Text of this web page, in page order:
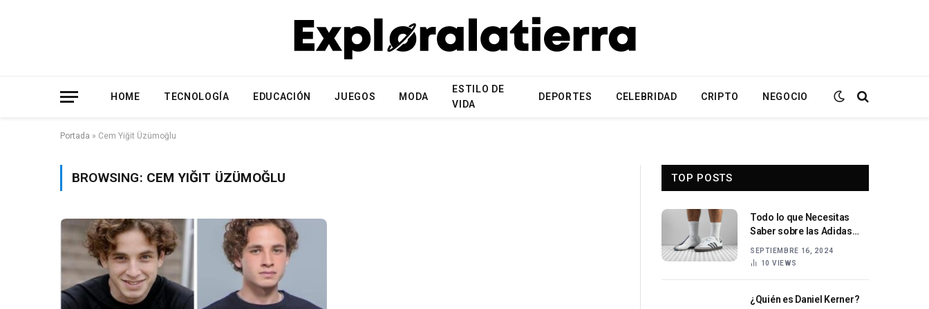
HOME TECNOLOGÍA EDUCACIÓN JUEGOS MODA
ESTILO DE
VIDA
DEPORTES CELEBRIDAD CRIPTO NEGOCIO
Portada » Cem Yiğit Üzümoğlu
BROWSING: CEM YIĞIT ÜZÜMOĞLU TOP POSTS
Todo lo que Necesitas
Saber sobre las Adidas
Tendencias
SEPTIEMBRE 16, 2024
10 VIEWS
¿Quién es Daniel Kerner?